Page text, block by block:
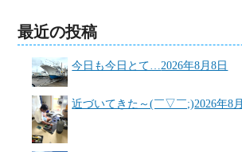
最近の投稿
今日も今日とて… 2026年8月8日
近づいてきた～(￣▽￣;)2026年8